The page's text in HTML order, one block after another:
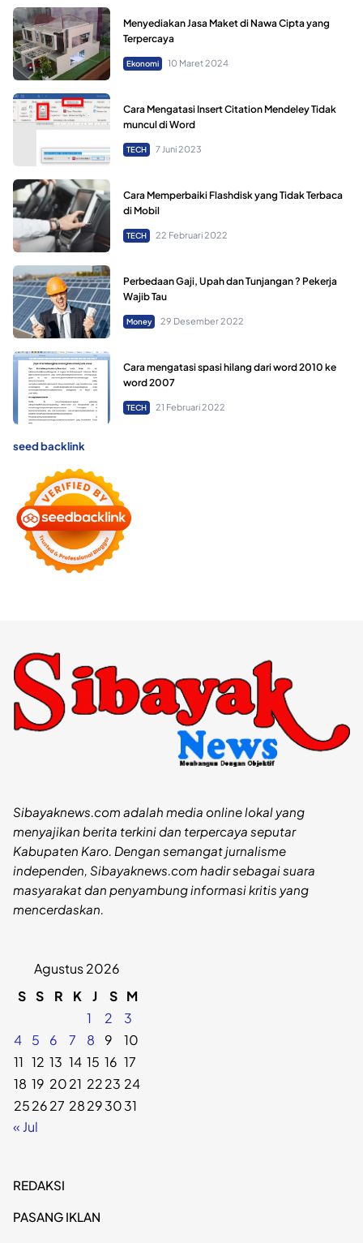
Menyediakan Jasa Maket di Nawa Cipta yang
Terpercaya
Ekonomi 10 Maret 2024
Cara Mengatasi Insert Citation Mendeley Tidak
muncul di Word
TECH 7 Juni 2023
Cara Memperbaiki Flashdisk yang Tidak Terbaca
di Mobil
TECH 22 Februari 2022
Perbedaan Gaji, Upah dan Tunjangan ? Pekerja
Wajib Tau
Money 29 Desember 2022
Cara mengatasi spasi hilang dari word 2010 ke
word 2007
TECH 21 Februari 2022
seed backlink
Sibayaknews.com adalah media online lokal yang
menyajikan berita terkini dan terpercaya seputar
Kabupaten Karo. Dengan semangat jurnalisme
independen, Sibayaknews.com hadir sebagai suara
masyarakat dan penyambung informasi kritis yang
mencerdaskan.
Agustus 2026
S S R K J S M
1
2
3
4
5 6 7 8 9
10
11 12 13 14 15 16 17
18 19 2021 2223 24
252627 28293031
« Jul
REDAKSI
PASANG IKLAN